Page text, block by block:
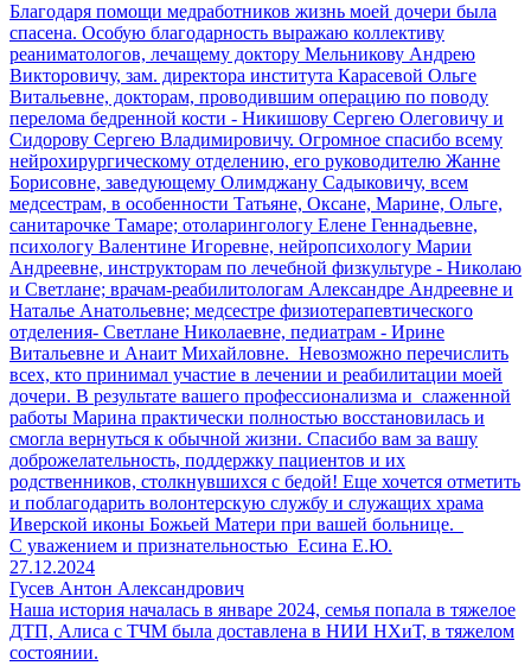
Благодаря помощи медработников жизнь моей дочери была
спасена. Особую благодарность выражаю коллективу
реаниматологов, лечащему доктору Мельникову Андрею
Викторовичу, зам. директора института Карасевой Ольге
Витальевне, докторам, проводившим операцию по поводу
перелома бедренной кости - Никишову Сергею Олеговичу и
Сидорову Сергею Владимировичу. Огромное спасибо всему
нейрохирургическому отделению, его руководителю Жанне
Борисовне, заведующему Олимджану Садыковичу, всем
медсестрам, в особенности Татьяне, Оксане, Марине, Ольге,
санитарочке Тамаре; отоларингологу Елене Геннадьевне,
психологу Валентине Игоревне, нейропсихологу Марии
Андреевне, инструкторам по лечебной физкультуре - Николаю
и Светлане; врачам-реабилитологам Александре Андреевне и
Наталье Анатольевне; медсестре физиотерапевтического
отделения- Светлане Николаевне, педиатрам - Ирине
Витальевне и Анаит Михайловне. Невозможно перечислить
всех, кто принимал участие в лечении и реабилитации моей
дочери. В результате вашего профессионализма и слаженной
работы Марина практически полностью восстановилась и
смогла вернуться к обычной жизни. Спасибо вам за вашу
доброжелательность, поддержку пациентов и их
родственников, столкнувшихся с бедой! Еще хочется отметить
и поблагодарить волонтерскую службу и служащих храма
Иверской иконы Божьей Матери при вашей больнице.
С уважением и признательностью Есина Е.Ю.
27.12.2024
Гусев Антон Александрович
Наша история началась в январе 2024, семья попала в тяжелое
ДТП, Алиса с ТЧМ была доставлена в НИИ НХиТ, в тяжелом
состоянии.